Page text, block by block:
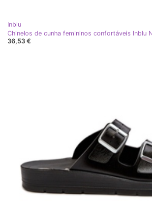
Inblu
Chinelos de cunha femininos confortáveis ​​Inblu
36,53 €